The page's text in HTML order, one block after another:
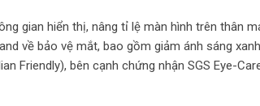
gian hiển thị, nâng tỉ lệ màn hình trên thân
về bảo vệ mắt, bao gồm giảm ánh sáng
Friendly), bên cạnh chứng nhận SGS Eye-